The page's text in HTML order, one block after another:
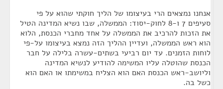
אנחנו נמצאים הרי בעיצומו של הליך חוקתי שהוא על פי
סעיפים 7 ו-8 לחוק-יסוד: הממשלה, שבו נשיא המדינה הטיל
את הזכות להרכיב את הממשלה על אחד מחברי הכנסת, הלוא
הוא ראש הממשלה, ועדיין ההליך הזה נמצא בעיצומו על-פי
לוחות הזמנים. עד יום רביעי בשתים-עשרה בלילה על חבר
הכנסת שהוטלה עליו המשימה להודיע לנשיא המדינה
וליושב-ראש הכנסת האם הוא הצליח במשימתו או האם הוא
כשל בה.